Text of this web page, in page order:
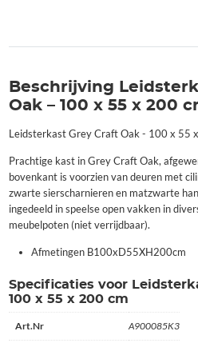
Beschrijving
Oak – 100 x 55 x 200
Leidsterkast Grey Craft Oak - 100 x 55
Prachtige kast in Grey Craft Oak,
bovenkant is voorzien van deuren met
zwarte sierscharnieren en matzwarte
ingedeeld in speelse open vakken in
meubelpoten (niet verrijdbaar).
Afmetingen B100xD55XH200cm
Specificaties voor
100 x 55 x 200 cm
Art.Nr A900085K3